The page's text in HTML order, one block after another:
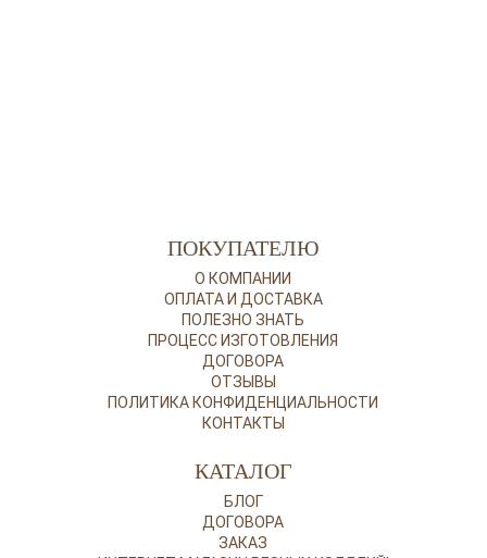
ПОКУПАТЕЛЮ
О КОМПАНИИ
ОПЛАТА И ДОСТАВКА
ПОЛЕЗНО ЗНАТЬ
ПРОЦЕСС ИЗГОТОВЛЕНИЯ
ДОГОВОРА
ОТЗЫВЫ
ПОЛИТИКА КОНФИДЕНЦИАЛЬНОСТИ
КОНТАКТЫ
КАТАЛОГ
БЛОГ
ДОГОВОРА
ЗАКАЗ